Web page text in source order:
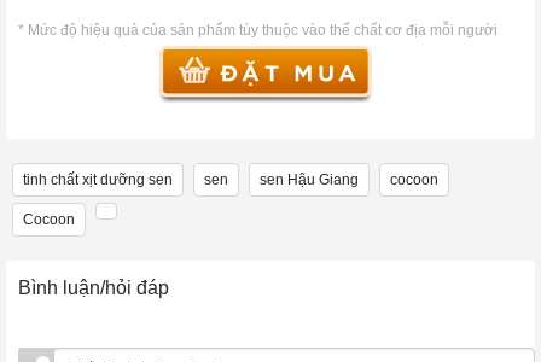
* Mức độ hiệu quả của sản phẩm tùy thuộc vào thể chất cơ địa mỗi người
tinh chất xịt dưỡng sen sen sen Hậu Giang cocoon
Cocoon
Bình luận/hỏi đáp